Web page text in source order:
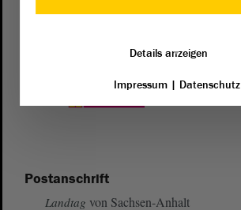
Postanschrift
Landtag von Sachsen-Anhalt
Details anzeigen
Impressum| Datenschutz